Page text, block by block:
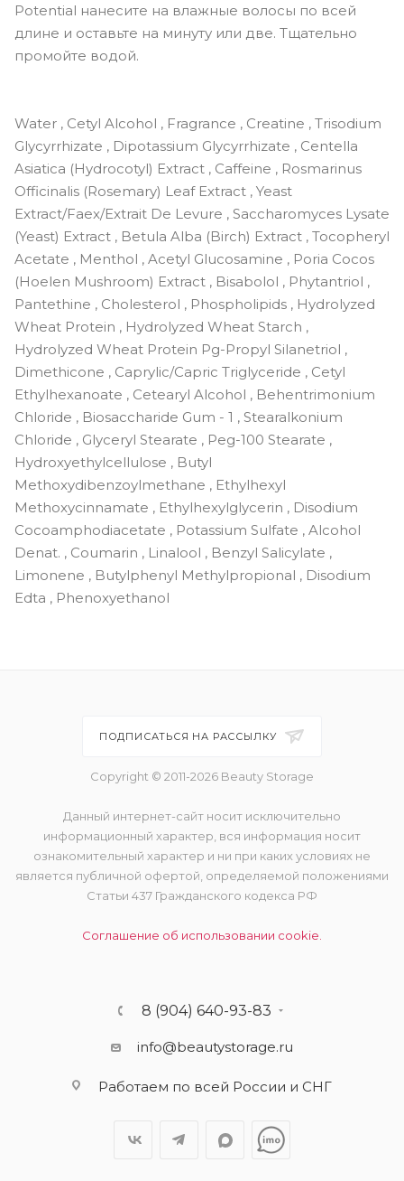
Potential нанесите на влажные волосы по всей
длине и оставьте на минуту или две. Тщательно
промойте водой.
Water , Cetyl Alcohol , Fragrance , Creatine , Trisodium
Glycyrrhizate , Dipotassium Glycyrrhizate , Centella
Asiatica (Hydrocotyl) Extract , Caffeine , Rosmarinus
Officinalis (Rosemary) Leaf Extract , Yeast
Extract/Faex/Extrait De Levure , Saccharomyces Lysate
(Yeast) Extract , Betula Alba (Birch) Extract , Tocopheryl
Acetate , Menthol , Acetyl Glucosamine , Poria Cocos
(Hoelen Mushroom) Extract , Bisabolol , Phytantriol ,
Pantethine , Cholesterol , Phospholipids , Hydrolyzed
Wheat Protein , Hydrolyzed Wheat Starch ,
Hydrolyzed Wheat Protein Pg-Propyl Silanetriol ,
Dimethicone , Caprylic/Capric Triglyceride , Cetyl
Ethylhexanoate , Cetearyl Alcohol , Behentrimonium
Chloride , Biosaccharide Gum - 1 , Stearalkonium
Chloride , Glyceryl Stearate , Peg-100 Stearate ,
Hydroxyethylcellulose , Butyl
Methoxydibenzoylmethane , Ethylhexyl
Methoxycinnamate , Ethylhexylglycerin , Disodium
Cocoamphodiacetate , Potassium Sulfate , Alcohol
Denat. , Coumarin , Linalool , Benzyl Salicylate ,
Limonene , Butylphenyl Methylpropional , Disodium
Edta , Phenoxyethanol
ПОДПИСАТЬСЯ НА РАССЫЛКУ
Copyright © 2011-2026 Beauty Storage
Данный интернет-сайт носит исключительно
информационный характер, вся информация носит
ознакомительный характер и ни при каких условиях не
является публичной офертой, определяемой положениями
Статьи 437 Гражданского кодекса РФ
Соглашение об использовании cookie.
8 (904) 640-93-83
info@beautystorage.ru
Работаем по всей России и СНГ